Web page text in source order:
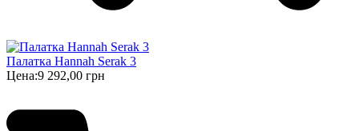
Палатка Hannah Serak 3
Цена:9 292,00 грн